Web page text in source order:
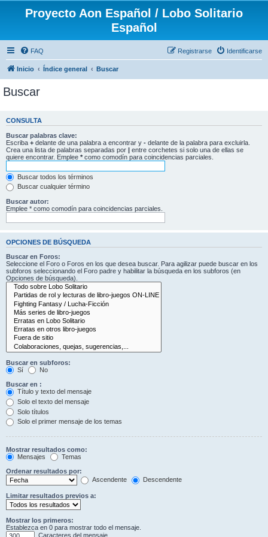
Proyecto Aon Español / Lobo Solitario
Español
FAQ Identificarse
Registrarse
Inicio Índice general Buscar
Buscar
CONSULTA
Buscar palabras clave:
Escriba + delante de una palabra a encontrar y - delante de la palabra para excluirla.
Crea una lista de palabras separadas por | entre corchetes si solo una de ellas se
quiere encontrar. Emplee * como comodín para coincidencias parciales.
Buscar todos los términos
Buscar cualquier término
Buscar autor:
Emplee * como comodín para coincidencias parciales.
OPCIONES DE BÚSQUEDA
Buscar en Foros:
Seleccione el Foro o Foros en los que desea buscar. Para agilizar puede buscar en los
subforos seleccionando el Foro padre y habilitar la búsqueda en los subforos (en
Opciones de búsqueda).
Buscar en subforos:
Sí
No
Buscar en :
Título y texto del mensaje
Solo el texto del mensaje
Solo títulos
Solo el primer mensaje de los temas
Mostrar resultados como:
Mensajes
Temas
Ordenar resultados por:
Ascendente
Descendente
Limitar resultados previos a:
Mostrar los primeros:
Establezca en 0 para mostrar todo el mensaje.
Caracteres del mensaje